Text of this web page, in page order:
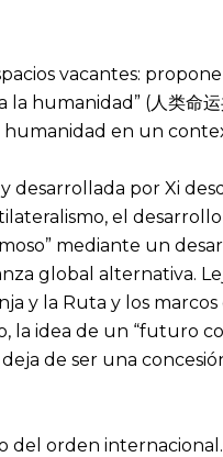
vacantes:
humanidad” (人类命
en un
desarrollada por Xi
el
mediante un
global alternativa.
y la Ruta y los
la idea de un “futuro
de ser una
orden